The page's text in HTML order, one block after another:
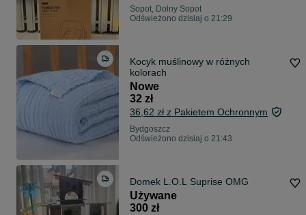
Sopot, Dolny Sopot
Odświeżono dzisiaj o 21:29
Kocyk muślinowy w różnych
kolorach
Nowe
32 zł
36,62 zł z Pakietem Ochronnym
Bydgoszcz
Odświeżono dzisiaj o 21:43
Domek L.O.L Suprise OMG
Używane
300 zł